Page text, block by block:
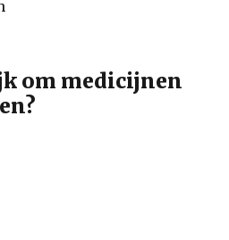
om medicijnen